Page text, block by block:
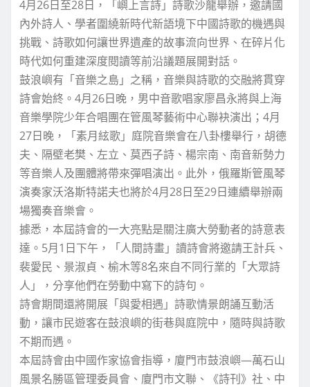
4月26日至28日，「嶼上言詩」詩歌沙龍舉辦，邀請國
內外詩人、學者圍繞新時代新語境下中國詩歌的機遇與
挑戰、詩歌如何讓世界遺產的故事流向世界、在碎片化
時代如何重建深度閱讀等前沿議題展開對話。
鼓浪嶼有「音樂之島」之稱，音樂與詩歌的交融將貫穿
詩會始終。4月26日晚，男中音歌唱家廖昌永將與上海
音樂學院少年合唱團在管風琴藝術中心聯袂演出；4月
27日晚，「素月絃歌」庭院音樂會在八卦樓舉行，胡德
夫、隔壁老樊、左立、莫西子詩、楊宗南、南音新勢力
等音樂人及團體將帶來彈唱演出。此外，俄羅斯管風琴
演奏家沃洛斯特諾夫也將於4月28日至29日連續舉辦兩
場獨奏音樂會。
據悉，本屆詩會的一大亮點是關注廣大勞動者的詩意表
達。5月1日下午，「人間詩畫」讀詩會將邀請王計兵、
裴愛民、景淑貞、榆木等8名來自不同行業的「大眾詩
人」，分享他們在勞動中寫下的詩句。
詩會期間還將開展「與愛相遇」詩歌情景朗誦互動活
動，讓市民遊客在鼓浪嶼的街巷與庭院中，隨時與詩歌
不期而遇。
本屆詩會由中國作家協會指導，廈門市鼓浪嶼—萬石山
風景名勝區管理委員會、廈門市文聯、《詩刊》社、中